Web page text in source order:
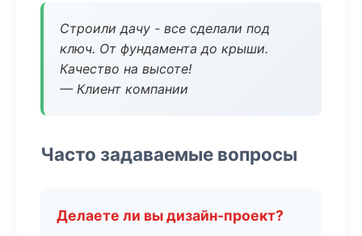
Строили дачу - все сделали под
ключ. От фундамента до крыши.
Качество на высоте!
— Клиент компании
Часто задаваемые вопросы
Делаете ли вы дизайн-проект?